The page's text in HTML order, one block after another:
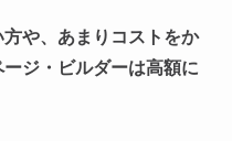
や、あまりコストをか
ジ・ビルダーは高額に